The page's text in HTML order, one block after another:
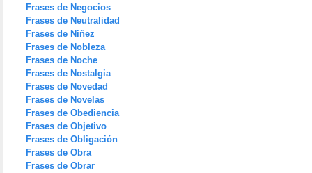
Frases de Negocios
Frases de Neutralidad
Frases de Niñez
Frases de Nobleza
Frases de Noche
Frases de Nostalgia
Frases de Novedad
Frases de Novelas
Frases de Obediencia
Frases de Objetivo
Frases de Obligación
Frases de Obra
Frases de Obrar